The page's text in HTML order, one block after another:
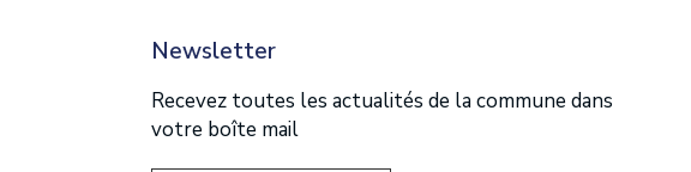
Newsletter
Recevez toutes les actualités de la commune dans
votre boîte mail